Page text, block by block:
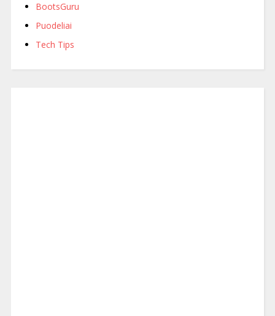
BootsGuru
Puodeliai
Tech Tips